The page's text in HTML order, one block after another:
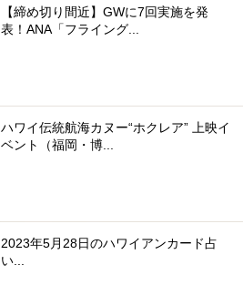
【締め切り間近】GWに7回実施を発
表！ANA「フライング...
ハワイ伝統航海カヌー“ホクレア” 上映イ
ベント（福岡・博...
2023年5月28日のハワイアンカード占
い...